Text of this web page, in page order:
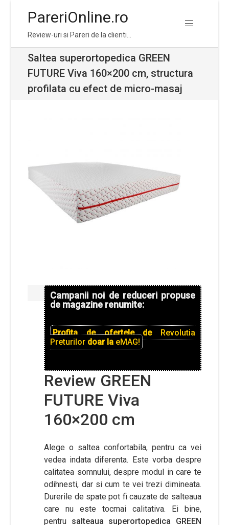
navigation
content
PareriOnline.ro
Review-uri si Pareri de la clienti…
Saltea superortopedica GREEN
FUTURE Viva 160×200 cm, structura
profilata cu efect de micro-masaj
Campanii noi de reduceri propuse
de magazine renumite:
Profita de ofertele de Revolutia
Preturilor doar la eMAG!
Review GREEN
FUTURE Viva
160×200 cm
Alege o saltea confortabila, pentru ca vei
vedea indata diferenta. Este vorba despre
calitatea somnului, despre modul in care te
odihnesti, dar si cum te vei trezi dimineata.
Durerile de spate pot fi cauzate de salteaua
care nu este tocmai calitativa. Ei bine,
pentru salteaua superortopedica GREEN